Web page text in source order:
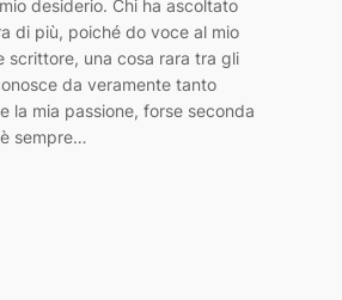
desiderio. Chi ha ascoltato
di più, poiché do voce al mio
scrittore, una cosa rara tra gli
da veramente tanto
la mia passione, forse seconda
sempre…